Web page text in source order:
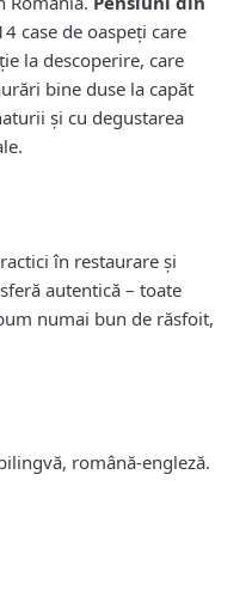
case de oaspeți care
la descoperire, care
bine duse la capăt
și cu degustarea
în restaurare și
autentică – toate
numai bun de răsfoit,
română-engleză.